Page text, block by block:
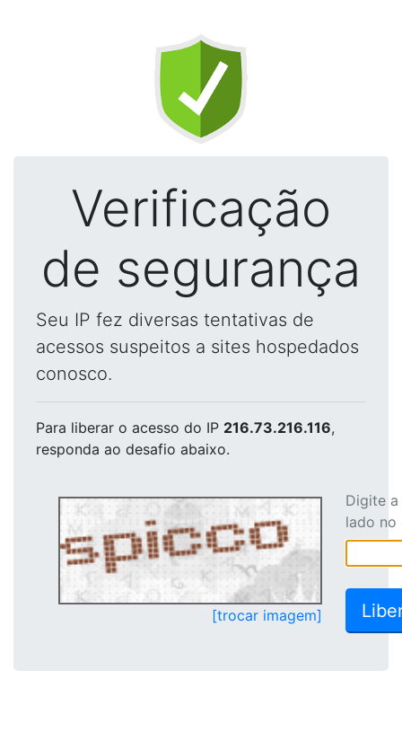
Verificação
de segurança
Seu IP fez diversas tentativas de
acessos suspeitos a sites hospedados
conosco.
Para liberar o acesso do IP 216.73.216.116,
responda ao desafio abaixo.
[trocar imagem]
Digite
lado no